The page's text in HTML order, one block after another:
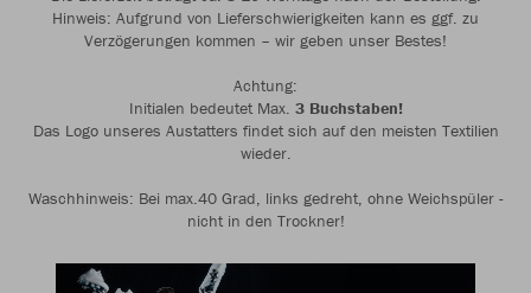
Hinweis: Aufgrund von Lieferschwierigkeiten kann es ggf. zu
Verzögerungen kommen – wir geben unser Bestes!
Achtung:
Initialen bedeutet Max. 3 Buchstaben!
Das Logo unseres Austatters findet sich auf den meisten Textilien
wieder.
Waschhinweis: Bei max.40 Grad, links gedreht, ohne Weichspüler -
nicht in den Trockner!